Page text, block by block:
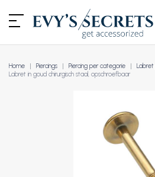
Home Piercings Piercing per categorie
Labret
Labret in goud chirurgisch staal, opschroefbaar